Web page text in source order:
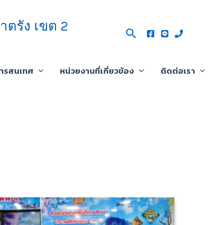
รัง เขต 2 Search
สนเทศ หน่วยงานที่เกี่ยวข้อง ติดต่อเรา